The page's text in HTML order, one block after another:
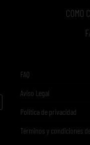
COMO
FAQ
Aviso Legal
Politica de privacidad
Términos y condiciones